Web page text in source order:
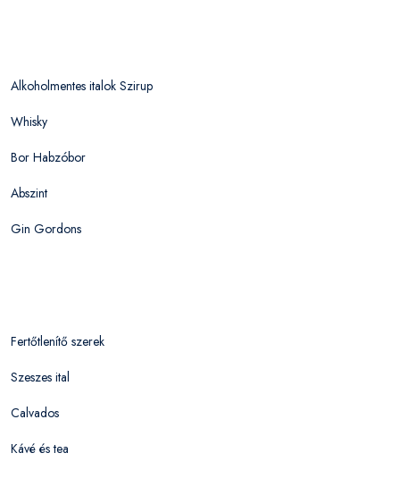
Alkoholmentes italok Szirup
Whisky
Bor Habzóbor
Abszint
Gin Gordons
Fertőtlenítő szerek
Szeszes ital
Calvados
Kávé és tea